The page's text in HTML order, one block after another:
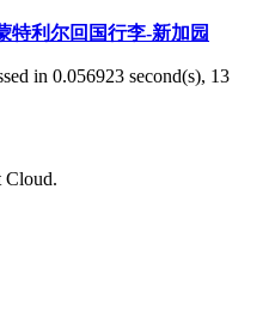
特利尔回国行李-新加园
in 0.056923 second(s), 13
Cloud.